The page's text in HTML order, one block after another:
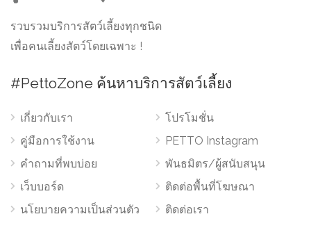
รวบรวมบริการสัตว์เลี้ยงทุกชนิด
เพื่อคนเลี้ยงสัตว์โดยเฉพาะ !
#PettoZone ค้นหาบริการสัตว์เลี้ยง
เกี่ยวกับเรา
คู่มือการใช้งาน
คำถามที่พบบ่อย
เว็บบอร์ด
นโยบายความเป็นส่วนตัว
โปรโมชั่น
PETTO Instagram
พันธมิตร/ผู้สนับสนุน
ติดต่อพื้นที่โฆษณา
ติดต่อเรา